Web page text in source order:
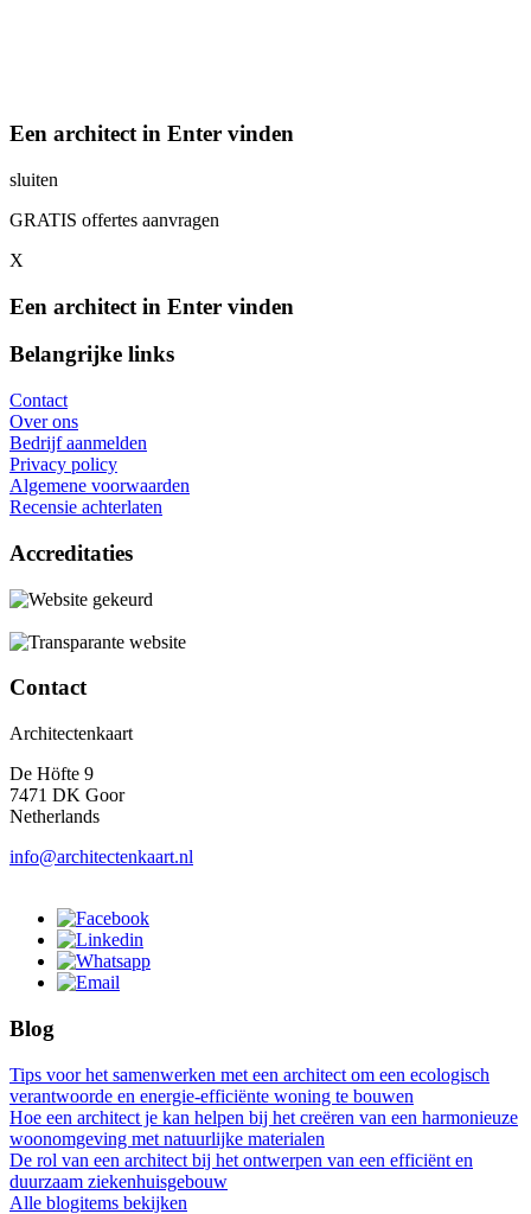
Een architect in Enter vinden
sluiten
GRATIS offertes aanvragen
X
Een architect in Enter vinden
Belangrijke links
Contact
Over ons
Bedrijf aanmelden
Privacy policy
Algemene voorwaarden
Recensie achterlaten
Accreditaties
Contact
Architectenkaart
De Höfte 9
7471 DK Goor
Netherlands
info@architectenkaart.nl
Blog
Tips voor het samenwerken met een architect om een ecologisch
verantwoorde en energie-efficiënte woning te bouwen
Hoe een architect je kan helpen bij het creëren van een harmonieuze
woonomgeving met natuurlijke materialen
De rol van een architect bij het ontwerpen van een efficiënt en
duurzaam ziekenhuisgebouw
Alle blogitems bekijken